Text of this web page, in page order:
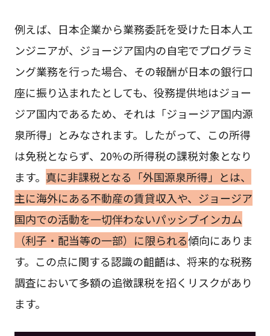
例えば、日本企業から業務委託を受けた日本人エ
ンジニアが、ジョージア国内の自宅でプログラミ
ング業務を行った場合、その報酬が日本の銀行口
座に振り込まれたとしても、役務提供地はジョー
ジア国内であるため、それは「ジョージア国内源
泉所得」とみなされます。したがって、この所得
は免税とならず、20%の所得税の課税対象となり
ます。 真に非課税となる「外国源泉所得」とは、
主に海外にある不動産の賃貸収入や、ジョージア
国内での活動を一切伴わないパッシブインカム
（利子・配当等の一部）に限られる傾向にありま
す。この点に関する認識の齟齬は、将来的な税務
調査において多額の追徴課税を招くリスクがあり
ます。